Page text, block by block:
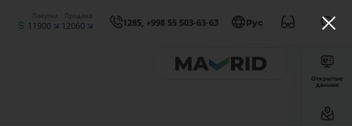
Покупка
11900
Продажа
12060 1285, +998 55 503-63-63 Рус
Открытые
данные